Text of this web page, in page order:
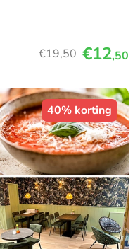
€19,50 €12,50
40% korting